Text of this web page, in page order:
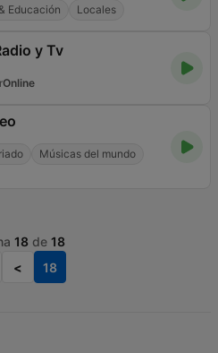
Educación Locales
y Tv
Online
Músicas del mundo
18 de 18
< 18